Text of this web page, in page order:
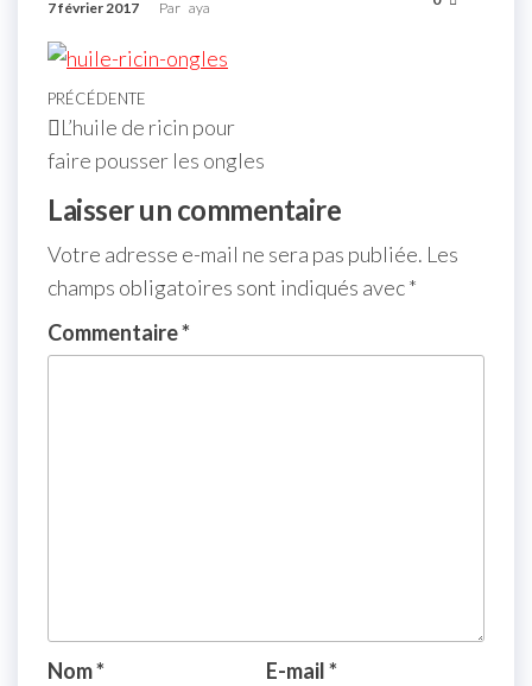
7 février 2017 Par aya
PRÉCÉDENTE
L’huile de ricin pour
faire pousser les ongles
Laisser un commentaire
Votre adresse e-mail ne sera pas publiée. Les
champs obligatoires sont indiqués avec*
Commentaire*
Nom* E-mail*